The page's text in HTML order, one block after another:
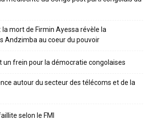
la mort de Firmin Ayessa révèle la
Andzimba au coeur du pouvoir
un frein pour la démocratie congolaises
autour du secteur des télécoms et de la
selon le FMI